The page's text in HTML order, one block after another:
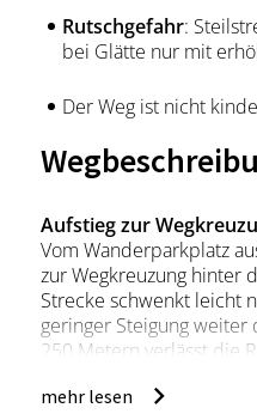
Rutschgefahr:
bei Glätte nur mit
Der Weg ist nicht
Aufstieg zur
Vom Wanderparkplatz
zur Wegkreuzung hinter
Strecke schwenkt leicht
geringer Steigung weiter
250 Metern verlässt die
sich bis zum „Druckele“
mehr lesen